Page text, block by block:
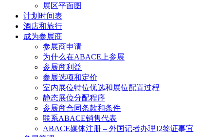
展区平面图
计划时间表
酒店和旅行
成为参展商
参展商申请
为什么在ABACE上参展
参展商利益
参展选项和定价
室内展位特位优选和展位配置过程
静态展位分配程序
参展商合同条款和条件
联系ABACE销售代表
ABACE媒体注册 – 外国记者办理J2签证事宜